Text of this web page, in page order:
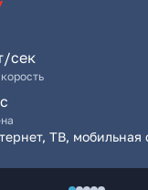
сек
ТВ, мобильная